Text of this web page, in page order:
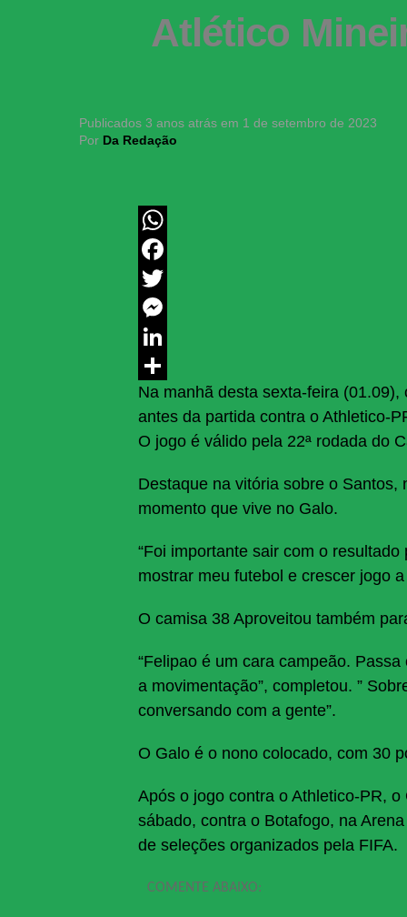
Atlético
Publicados 3 anos atrás em 1 de setembro de 2023
Por Da Redação
WhatsApp
Facebook
Twitter
Messenger
LinkedIn
Share
Na manhã desta sexta-feira
antes da partida contra o Athletico-
O jogo é válido pela 22ª rodada do
Destaque na vitória sobre o
momento que vive no Galo.
“Foi importante sair com o
mostrar meu futebol e crescer jogo
O camisa 38 Aproveitou também
“Felipao é um cara campeão.
a movimentação”, completou. ”
conversando com a gente”.
O Galo é o nono colocado, com 30
Após o jogo contra o Athletico-PR,
sábado, contra o Botafogo, na
de seleções organizados pela FIFA.
COMENTE ABAIXO: